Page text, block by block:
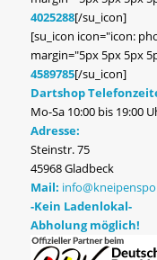
4025288[/su_icon]
[su_icon icon="icon:
margin="5px 5px 5px
4589785[/su_icon]
Dartshop
Mo-Sa 10:00 bis 19:00
Adresse:
Steinstr. 75
45968 Gladbeck
Mail:
-Kein Ladenlokal-
Abholung möglich!